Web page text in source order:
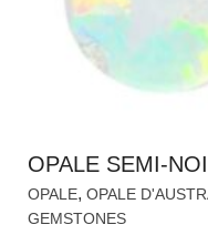
OPALE SEMI-
OPALE, OPALE
GEMSTONES